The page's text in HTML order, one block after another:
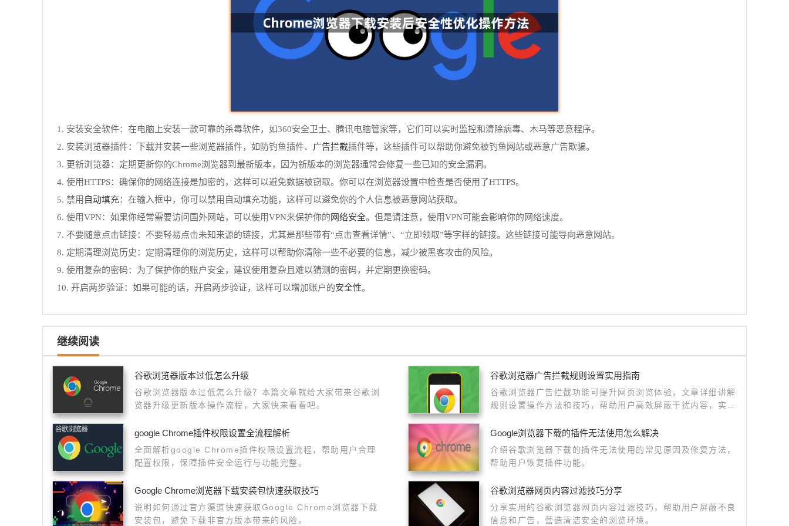
1. 安装安全软件：在电脑上安装一款可靠的杀毒软件，如360安全卫士、腾讯电脑管家等，它们可以实时监控和清除病毒、木马等恶意程序。
2. 安装浏览器插件：下载并安装一些浏览器插件，如防钓鱼插件、 广告拦截插件等，这些插件可以帮助你避免被钓鱼网站或恶意广告欺骗。
3. 更新浏览器：定期更新你的Chrome浏览器到最新版本，因为新版本的浏览器通常会修复一些已知的安全漏洞。
4. 使用HTTPS：确保你的网络连接是加密的，这样可以避免数据被窃取。你可以在浏览器设置中检查是否使用了HTTPS。
5. 禁用 自动填充：在输入框中，你可以禁用自动填充功能，这样可以避免你的个人信息被恶意网站获取。
6. 使用VPN：如果你经常需要访问国外网站，可以使用VPN来保护你的网络安全。但是请注意，使用VPN可能会影响你的网络速度。
7. 不要随意点击链接：不要轻易点击未知来源的链接，尤其是那些带有“点击查看详情”、“立即领取”等字样的链接。这些链接可能导向恶意网站。
8. 定期清理浏览历史：定期清理你的浏览历史，这样可以帮助你清除一些不必要的信息，减少被黑客攻击的风险。
9. 使用复杂的密码：为了保护你的账户安全，建议使用复杂且难以猜测的密码，并定期更换密码。
10. 开启两步验证：如果可能的话，开启两步验证，这样可以增加账户的安全性。
继续阅读
谷歌浏览器版本过低怎么升级
谷歌浏览器版本过低怎么升级？本篇文章就给大家带来谷歌浏
览器升级更新版本操作流程，大家快来看看吧。
谷歌浏览器广告拦截规则设置实用指南
谷歌浏览器广告拦截功能可提升网页浏览体验，文章详细讲解
规则设置操作方法和技巧，帮助用户高效屏蔽干扰内容，实现
google Chrome插件权限设置全流程解析
全面解析google Chrome插件权限设置流程，帮助用户合理
配置权限，保障插件安全运行与功能完整。
Google浏览器下载的插件无法使用怎么解决
介绍谷歌浏览器下载的插件无法使用的常见原因及修复方法，
帮助用户恢复插件功能。
Google Chrome浏览器下载安装包快速获取技巧
说明如何通过官方渠道快速获取Google Chrome浏览器下载
安装包，避免下载非官方版本带来的风险。
谷歌浏览器网页内容过滤技巧分享
分享实用的谷歌浏览器网页内容过滤技巧，帮助用户屏蔽不良
信息和广告，营造清洁安全的浏览环境。